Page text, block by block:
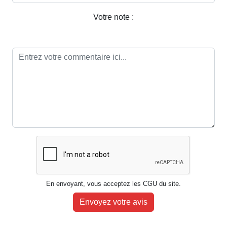
Votre note :
En envoyant, vous acceptez les CGU du site.
Envoyez votre avis